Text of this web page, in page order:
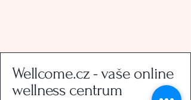
Wellcome.cz - vaše online
wellness centrum